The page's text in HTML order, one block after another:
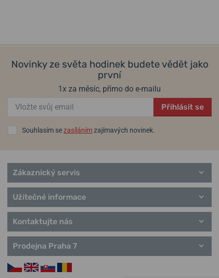
Novinky ze světa hodinek budete vědět jako
první
1x za měsíc, přímo do e-mailu
Přihlásit se
Souhlasím sezasílánímzajímavých novinek.
Zákaznický servis
Užitečné informace
Kontaktujte nás
Prodejna Praha 7